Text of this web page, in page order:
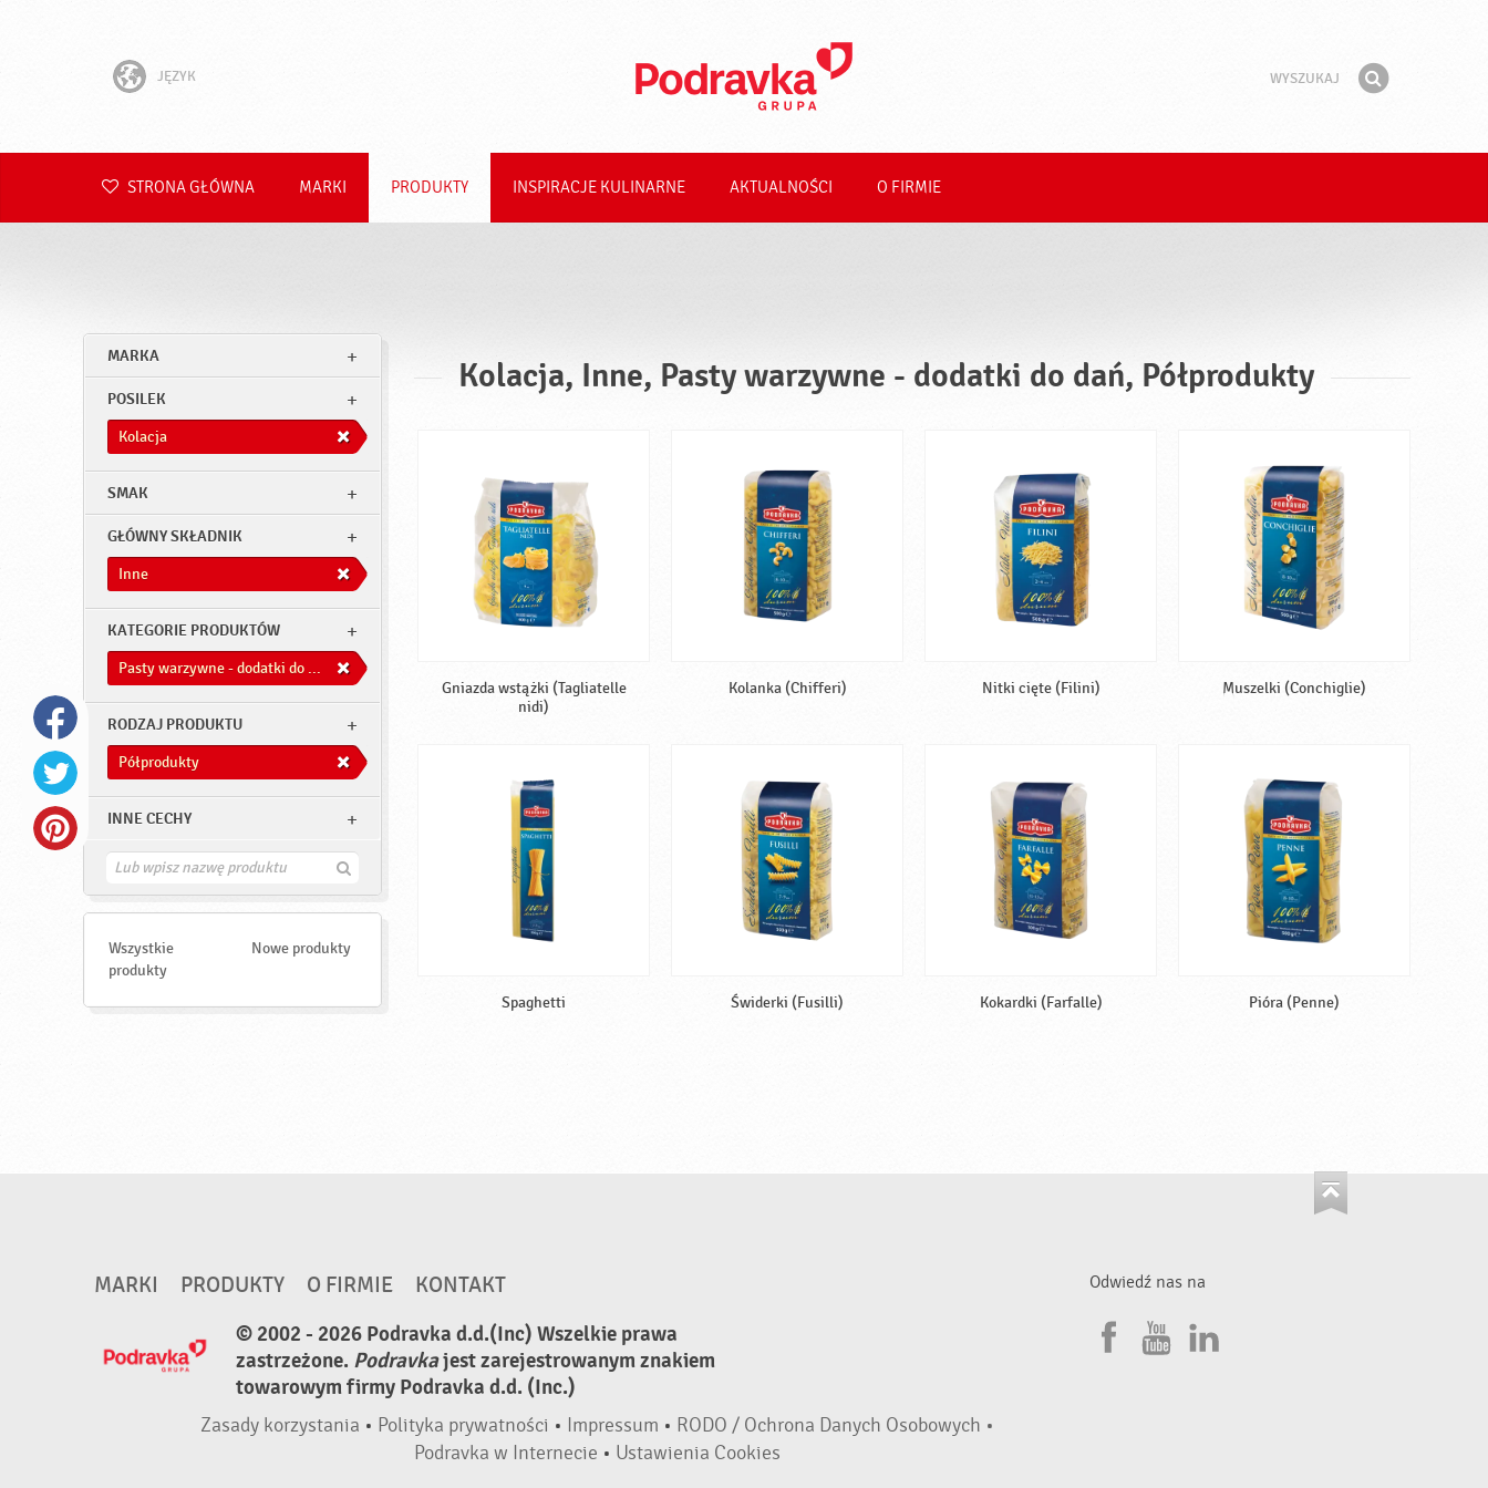
JĘZYK
Hrvatski
Română
Deutsch
STRONA GŁÓWNA MARKI PRODUKTY INSPIRACJE KULINARNE AKTUALNOŚCI O FIRMIE
MARKA
POSILEK
Kolacja
SMAK
GŁÓWNY SKŁADNIK
Inne
KATEGORIE PRODUKTÓW
Pasty warzywne - dodatki do dań
RODZAJ PRODUKTU
Półprodukty
INNE CECHY
Z
d
Wszystkie
produkty
Nowe produkty
Kolacja, Inne, Pasty warzywne - dodatki do dań, Półprodukty
Gniazda wstążki (Tagliatelle
nidi)
Kolanka (Chifferi) Nitki cięte (Filini) Muszelki (Conchiglie)
Spaghetti Świderki (Fusilli) Kokardki (Farfalle) Pióra (Penne)
MARKI PRODUKTY O FIRMIE
KONTAKT
© 2002 - 2026 Podravka d.d.(Inc) Wszelkie prawa
zastrzeżone. Podravkajest zarejestrowanym znakiem
towarowym firmy Podravka d.d. (Inc.)
Zasady korzystania • Polityka prywatności • Impressum • RODO / Ochrona Danych Osobowych •
Podravka w Internecie • Ustawienia Cookies
Odwiedź nas na